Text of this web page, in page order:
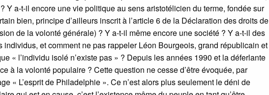
Y a-t-il encore une vie politique au sens aristotélicien du terme, fondée sur
bien, principe d’ailleurs inscrit à l’article 6 de la Déclaration des droits de
de la volonté générale) ? Y a-t-il même encore une société ? Y a-t-il des
et comment ne pas rappeler Léon Bourgeois, grand républicain et
« l’individu isolé n’existe pas » ? Depuis les années 1990 et la déferlante
à la volonté populaire ? Cette question ne cesse d’être évoquée, par
« L’esprit de Philadelphie ». Ce n’est alors plus seulement le déni de